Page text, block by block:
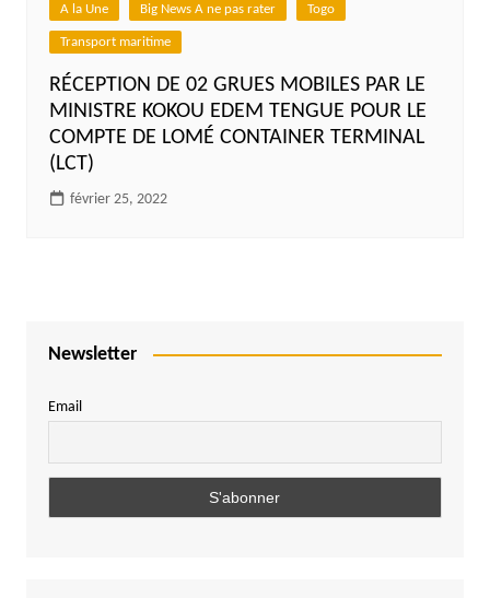
A la Une Big News A ne pas rater Togo
Transport maritime
RÉCEPTION DE 02 GRUES MOBILES PAR LE
MINISTRE KOKOU EDEM TENGUE POUR LE
COMPTE DE LOMÉ CONTAINER TERMINAL
(LCT)
février 25, 2022
Newsletter
Email